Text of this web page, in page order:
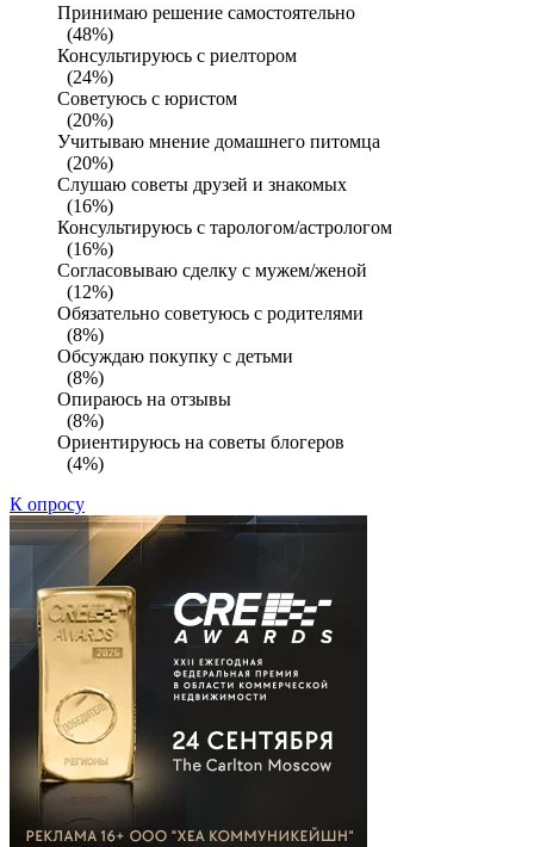
Принимаю решение самостоятельно
(48%)
Консультируюсь с риелтором
(24%)
Советуюсь с юристом
(20%)
Учитываю мнение домашнего питомца
(20%)
Слушаю советы друзей и знакомых
(16%)
Консультируюсь с тарологом/астрологом
(16%)
Согласовываю сделку с мужем/женой
(12%)
Обязательно советуюсь с родителями
(8%)
Обсуждаю покупку с детьми
(8%)
Опираюсь на отзывы
(8%)
Ориентируюсь на советы блогеров
(4%)
К опросу